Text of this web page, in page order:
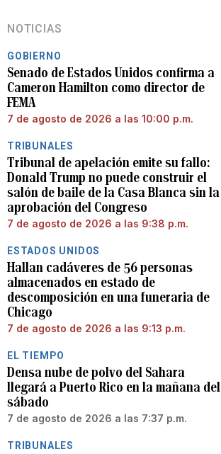
NOTICIAS
GOBIERNO
Senado de Estados Unidos confirma a
Cameron Hamilton como director de
FEMA
7 de agosto de 2026 a las 10:00 p.m.
TRIBUNALES
Tribunal de apelación emite su fallo:
Donald Trump no puede construir el
salón de baile de la Casa Blanca sin la
aprobación del Congreso
7 de agosto de 2026 a las 9:38 p.m.
ESTADOS UNIDOS
Hallan cadáveres de 56 personas
almacenados en estado de
descomposición en una funeraria de
Chicago
7 de agosto de 2026 a las 9:13 p.m.
EL TIEMPO
Densa nube de polvo del Sahara
llegará a Puerto Rico en la mañana del
sábado
7 de agosto de 2026 a las 7:37 p.m.
TRIBUNALES